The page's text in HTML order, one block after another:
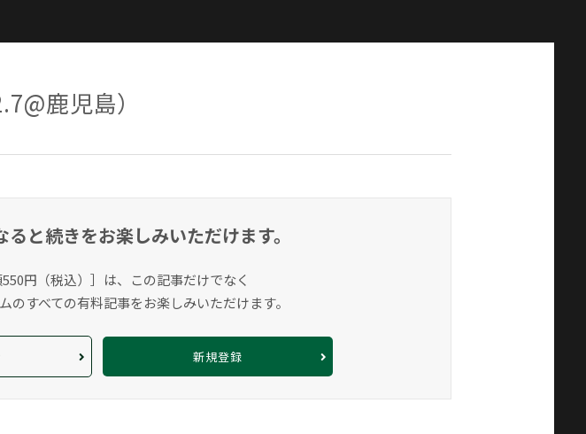
鹿児島）
ると続きをお楽しみいただけます。
円（税込）］は、この記事だけでなく
のすべての有料記事をお楽しみいただけます。
新規登録